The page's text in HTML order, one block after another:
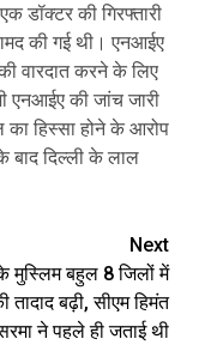
डॉक्टर की गिरफ्तारी
की गई थी। एनआईए
वारदात करने के लिए
की जांच जारी
का हिस्सा होने के आरोप
बाद दिल्ली के लाल
Next
मुस्लिम बहुल 8 जिलों में
तादाद बढ़ी, सीएम हिमंत
ने पहले ही जताई थी